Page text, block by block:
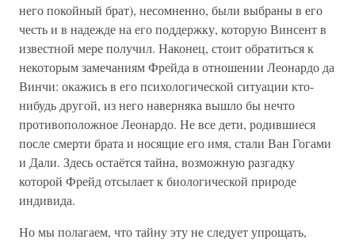
него покойный брат), несомненно, были выбраны в его
честь и в надежде на его поддержку, которую Винсент в
известной мере получил. Наконец, стоит обратиться к
некоторым замечаниям Фрейда в отношении Леонардо да
Винчи: окажись в его психологической ситуации кто-
нибудь другой, из него наверняка вышло бы нечто
противоположное Леонардо. Не все дети, родившиеся
после смерти брата и носящие его имя, стали Ван Гогами
и Дали. Здесь остаётся тайна, возможную разгадку
которой Фрейд отсылает к биологической природе
индивида.
Но мы полагаем, что тайну эту не следует упрощать,